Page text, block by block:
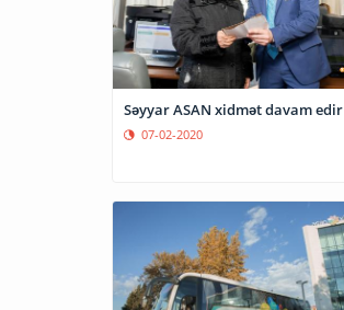
Səyyar ASAN xidmət davam edir
07-02-2020